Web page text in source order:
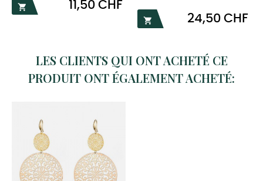
 11,50 CHF

Prix
24,50 CHF
LES CLIENTS QUI ONT ACHETÉ CE
PRODUIT ONT ÉGALEMENT ACHETÉ: